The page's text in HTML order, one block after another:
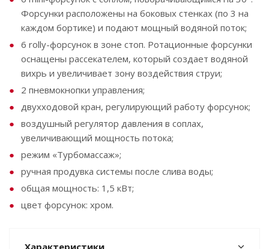
Форсунки расположены на боковых стенках (по 3 на
каждом бортике) и подают мощный водяной поток;
6 rolly-форсунок в зоне стоп. Ротационные форсунки
оснащены рассекателем, который создает водяной
вихрь и увеличивает зону воздействия струи;
2 пневмокнопки управления;
двухходовой кран, регулирующий работу форсунок;
воздушный регулятор давления в соплах,
увеличивающий мощность потока;
режим «Турбомассаж»;
ручная продувка системы после слива воды;
общая мощность: 1,5 кВт;
цвет форсунок: хром.
Характеристики